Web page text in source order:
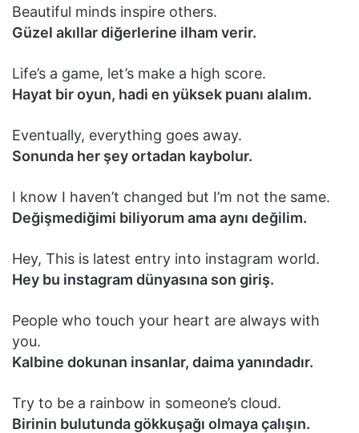
Beautiful minds inspire others.
Güzel akıllar diğerlerine ilham verir.
Life’s a game, let’s make a high score.
Hayat bir oyun, hadi en yüksek puanı alalım.
Eventually, everything goes away.
Sonunda her şey ortadan kaybolur.
I know I haven’t changed but I’m not the same.
Değişmediğimi biliyorum ama aynı değilim.
Hey, This is latest entry into instagram world.
Hey bu instagram dünyasına son giriş.
People who touch your heart are always with
you.
Kalbine dokunan insanlar, daima yanındadır.
Try to be a rainbow in someone’s cloud.
Birinin bulutunda gökkuşağı olmaya çalışın.